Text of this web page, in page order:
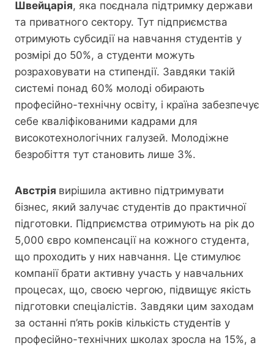
Швейцарія, яка поєднала підтримку держави
та приватного сектору. Тут підприємства
отримують субсидії на навчання студентів у
розмірі до 50%, а студенти можуть
розраховувати на стипендії. Завдяки такій
системі понад 60% молоді обирають
професійно-технічну освіту, і країна забезпечує
себе кваліфікованими кадрами для
високотехнологічних галузей. Молодіжне
безробіття тут становить лише 3%.
Австрія вирішила активно підтримувати
бізнес, який залучає студентів до практичної
підготовки. Підприємства отримують на рік до
5,000 євро компенсації на кожного студента,
що проходить у них навчання. Це стимулює
компанії брати активну участь у навчальних
процесах, що, своєю чергою, підвищує якість
підготовки спеціалістів. Завдяки цим заходам
за останні п’ять років кількість студентів у
професійно-технічних школах зросла на 15%, а